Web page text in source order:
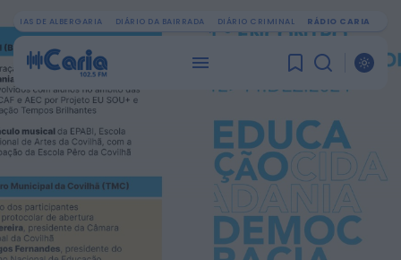
DE ALBERGARIA DIÁRIO DA BAIRRADA DIÁRIO CRIMINAL RÁDIO CARIA
PROCURAR
Notícias de Águeda
Centenas de pessoas marcam arranque
do Festival “Do Mar à Terra” em...